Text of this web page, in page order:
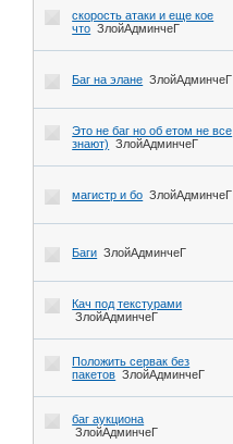
скорость атаки и еще кое
что ЗлойАдминчеГ
Баг на элане ЗлойАдминчеГ
Это не баг но об етом не все
знают)
ЗлойАдминчеГ
магистр и бо ЗлойАдминчеГ
Баги ЗлойАдминчеГ
Кач под текстурами
ЗлойАдминчеГ
Положить сервак без
пакетов ЗлойАдминчеГ
баг аукциона
ЗлойАдминчеГ